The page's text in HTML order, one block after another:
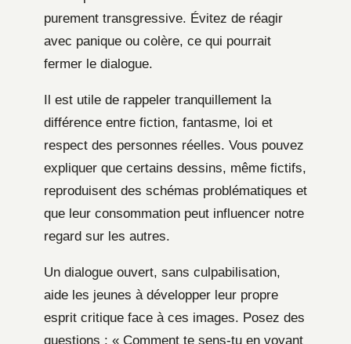
purement transgressive. Évitez de réagir
avec panique ou colère, ce qui pourrait
fermer le dialogue.
Il est utile de rappeler tranquillement la
différence entre fiction, fantasme, loi et
respect des personnes réelles. Vous pouvez
expliquer que certains dessins, même fictifs,
reproduisent des schémas problématiques et
que leur consommation peut influencer notre
regard sur les autres.
Un dialogue ouvert, sans culpabilisation,
aide les jeunes à développer leur propre
esprit critique face à ces images. Posez des
questions : « Comment te sens-tu en voyant